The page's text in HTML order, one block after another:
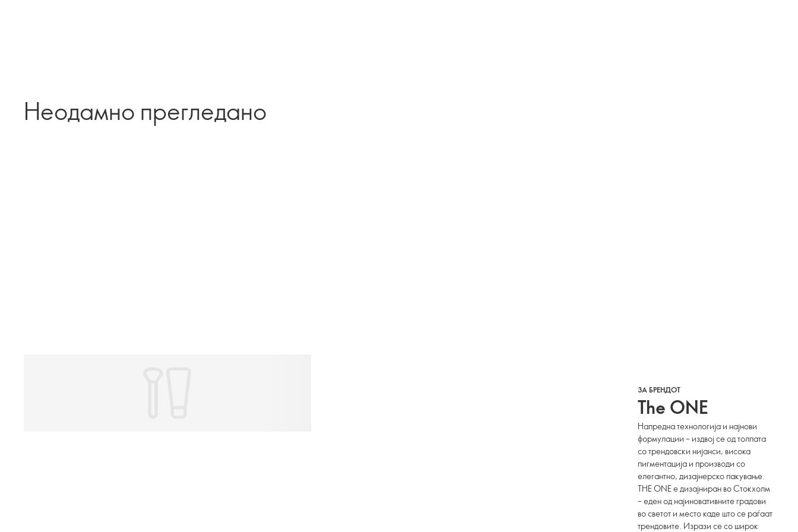
Неодамно прегледано
ЗА БРЕНДОТ
The ONE
Напредна технологија и најнови
формулации – издвој се од толпата
со трендовски нијанси, висока
пигментација и производи со
елегантно, дизајнерско пакување.
THE ONE е дизајниран во Стокхолм
– еден од најиновативните градови
во светот и место каде што се раѓаат
трендовите. Изрази се со широк